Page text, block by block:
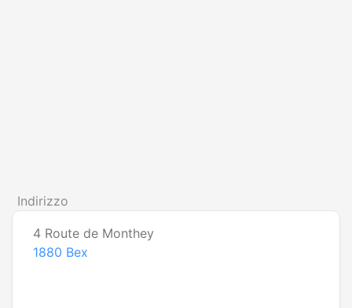
Indirizzo
4 Route de Monthey
1880 Bex